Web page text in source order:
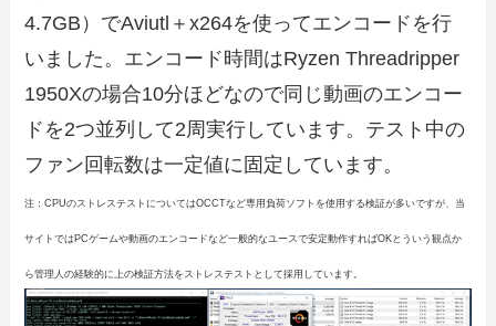
4.7GB）でAviutl＋x264を使ってエンコードを行
いました。エンコード時間はRyzen Threadripper
1950Xの場合10分ほどなので同じ動画のエンコー
ドを2つ並列して2周実行しています。テスト中の
ファン回転数は一定値に固定しています。
注：CPUのストレステストについてはOCCTなど専用負荷ソフトを使用する検証が多いですが、当
サイトではPCゲームや動画のエンコードなど一般的なユースで安定動作すればOKとういう観点か
ら管理人の経験的に上の検証方法をストレステストとして採用しています。